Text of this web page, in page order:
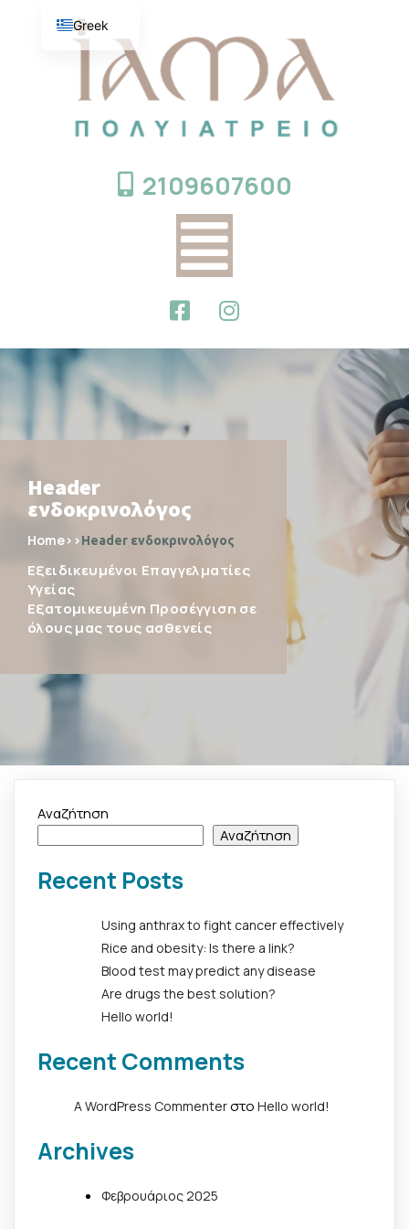
2109607600
Header
ενδοκρινολόγος
Home>>Header ενδοκρινολόγος
Εξειδικευμένοι Επαγγελματίες
Υγείας
Εξατομικευμένη Προσέγγιση σε
όλους μας τους ασθενείς
Αναζήτηση
Αναζήτηση
Recent Posts
Using anthrax to fight cancer effectively
Rice and obesity: Is there a link?
Blood test may predict any disease
Are drugs the best solution?
Hello world!
Recent Comments
A WordPress Commenterστο Hello world!
Archives
Φεβρουάριος 2025
Greek
English